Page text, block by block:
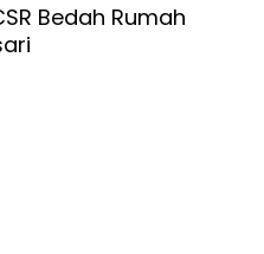
Bedah Rumah